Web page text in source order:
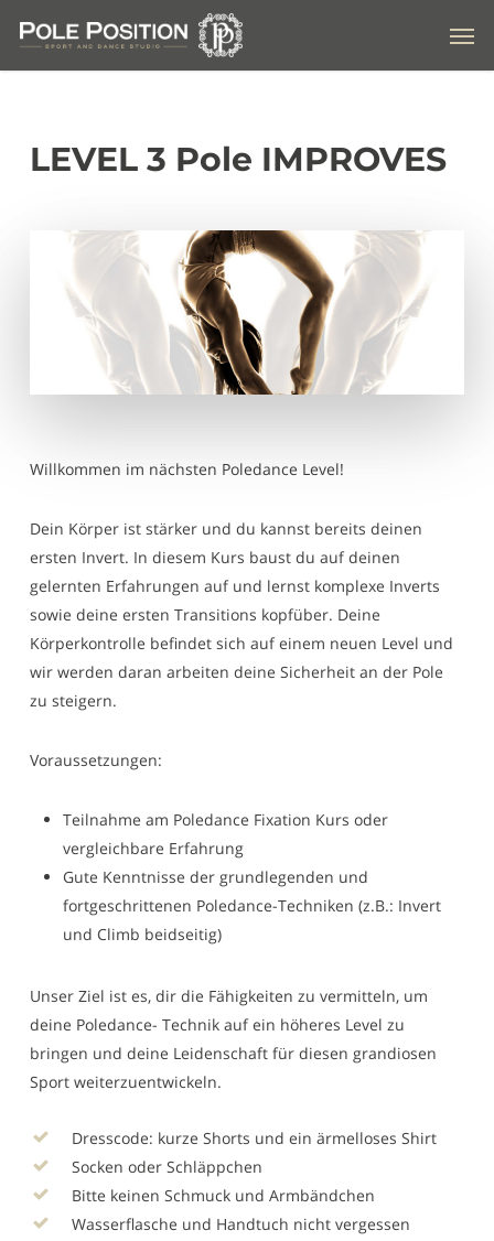
main
LEVEL 3 Pole IMPROVES
Willkommen im nächsten Poledance Level!
Dein Körper ist stärker und du kannst bereits deinen
ersten Invert. In diesem Kurs baust du auf deinen
gelernten Erfahrungen auf und lernst komplexe Inverts
sowie deine ersten Transitions kopfüber. Deine
Körperkontrolle befindet sich auf einem neuen Level und
wir werden daran arbeiten deine Sicherheit an der Pole
zu steigern.
Voraussetzungen:
Teilnahme am Poledance Fixation Kurs oder
vergleichbare Erfahrung
Gute Kenntnisse der grundlegenden und
fortgeschrittenen Poledance-Techniken (z.B.: Invert
und Climb beidseitig)
Unser Ziel ist es, dir die Fähigkeiten zu vermitteln, um
deine Poledance- Technik auf ein höheres Level zu
bringen und deine Leidenschaft für diesen grandiosen
Sport weiterzuentwickeln.
Dresscode: kurze Shorts und ein ärmelloses Shirt
Socken oder Schläppchen
Bitte keinen Schmuck und Armbändchen
Wasserflasche und Handtuch nicht vergessen